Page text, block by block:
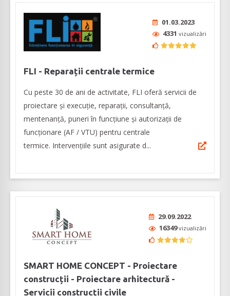
01.03.2023
4331 vizualizări
FLI - Reparații centrale termice
Cu peste 30 de ani de activitate, FLI oferă servicii de
proiectare și execuție, reparații, consultanță,
mentenanță, puneri în funcțiune și autorizații de
funcționare (AF / VTU) pentru centrale
termice. Intervențiile sunt asigurate d...
29.09.2022
16349vizualizări
SMART HOME CONCEPT - Proiectare
construcții - Proiectare arhitectură -
Servicii construcții civile